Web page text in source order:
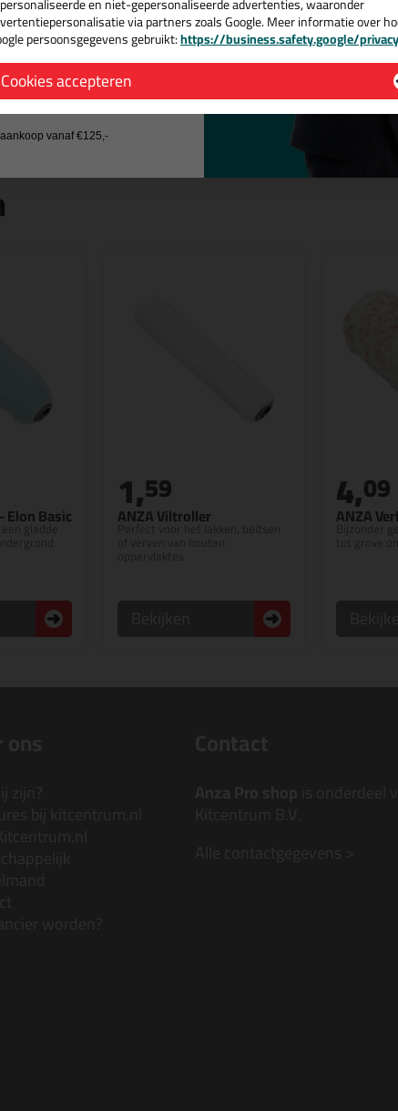
Elon Basic
gladde ANZA Viltroller
Perfect voor het lakken, beitsen
1,59
ANZA
Bijzonder
4,09
via partners zoals Google. Meer informatie over
persoonsgegevens gebruikt:https://business.safety.google/
Cookies accepteren
de actiecode ›
geen cadeau
vanaf €125,-